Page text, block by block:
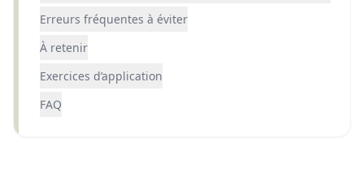
Erreurs fréquentes à éviter
À retenir
Exercices d’application
FAQ